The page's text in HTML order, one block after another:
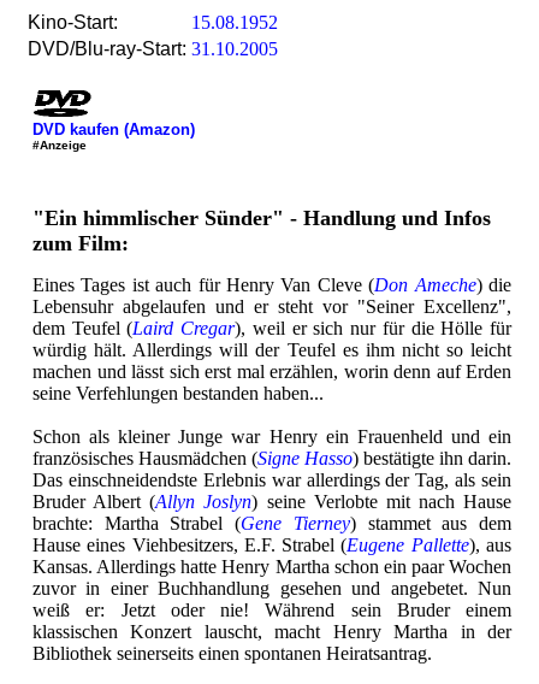
Kino-Start:
15.08.1952
DVD/Blu-ray-Start: 31.10.2005
DVD kaufen (Amazon)
#Anzeige
"Ein himmlischer Sünder" - Handlung und Infos
zum Film:
Eines Tages ist auch für Henry Van Cleve (Don Ameche) die
Lebensuhr abgelaufen und er steht vor "Seiner Excellenz",
dem Teufel (Laird Cregar), weil er sich nur für die Hölle für
würdig hält. Allerdings will der Teufel es ihm nicht so leicht
machen und lässt sich erst mal erzählen, worin denn auf Erden
seine Verfehlungen bestanden haben...
Schon als kleiner Junge war Henry ein Frauenheld und ein
französisches Hausmädchen (Signe Hasso) bestätigte ihn darin.
Das einschneidendste Erlebnis war allerdings der Tag, als sein
Bruder Albert (Allyn Joslyn) seine Verlobte mit nach Hause
brachte: Martha Strabel (Gene Tierney) stammet aus dem
Hause eines Viehbesitzers, E.F. Strabel (Eugene Pallette), aus
Kansas. Allerdings hatte Henry Martha schon ein paar Wochen
zuvor in einer Buchhandlung gesehen und angebetet. Nun
weiß er: Jetzt oder nie! Während sein Bruder einem
klassischen Konzert lauscht, macht Henry Martha in der
Bibliothek seinerseits einen spontanen Heiratsantrag.